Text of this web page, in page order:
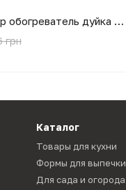
Тепловентилятор обогреватель дуйка тепловая пушка Kraissmann TVZ-2000 Вт 2 кВт
грн
Каталог
Товары для кухни
Формы для выпечки
Для сада и огорода